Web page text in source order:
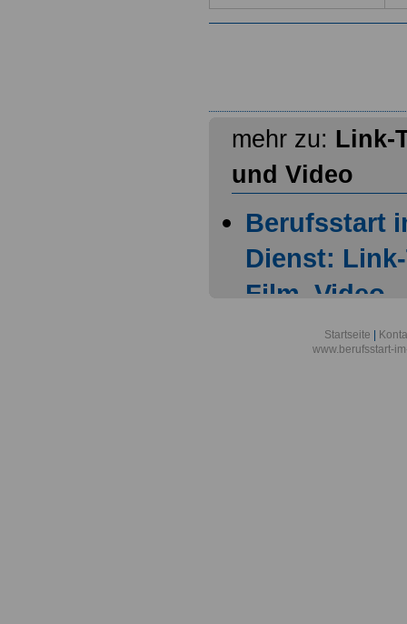
mehr zu: Link-
und Video
Berufsstart
Dienst:
Film, Video
Startseite
www.berufsstart-